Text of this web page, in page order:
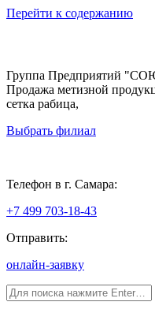
Перейти к содержанию
Группа Предприятий
Продажа метизной
сетка рабица,
Выбрать филиал
Телефон в г. Самара:
+7 499 703-18-43
Отправить:
онлайн-заявку